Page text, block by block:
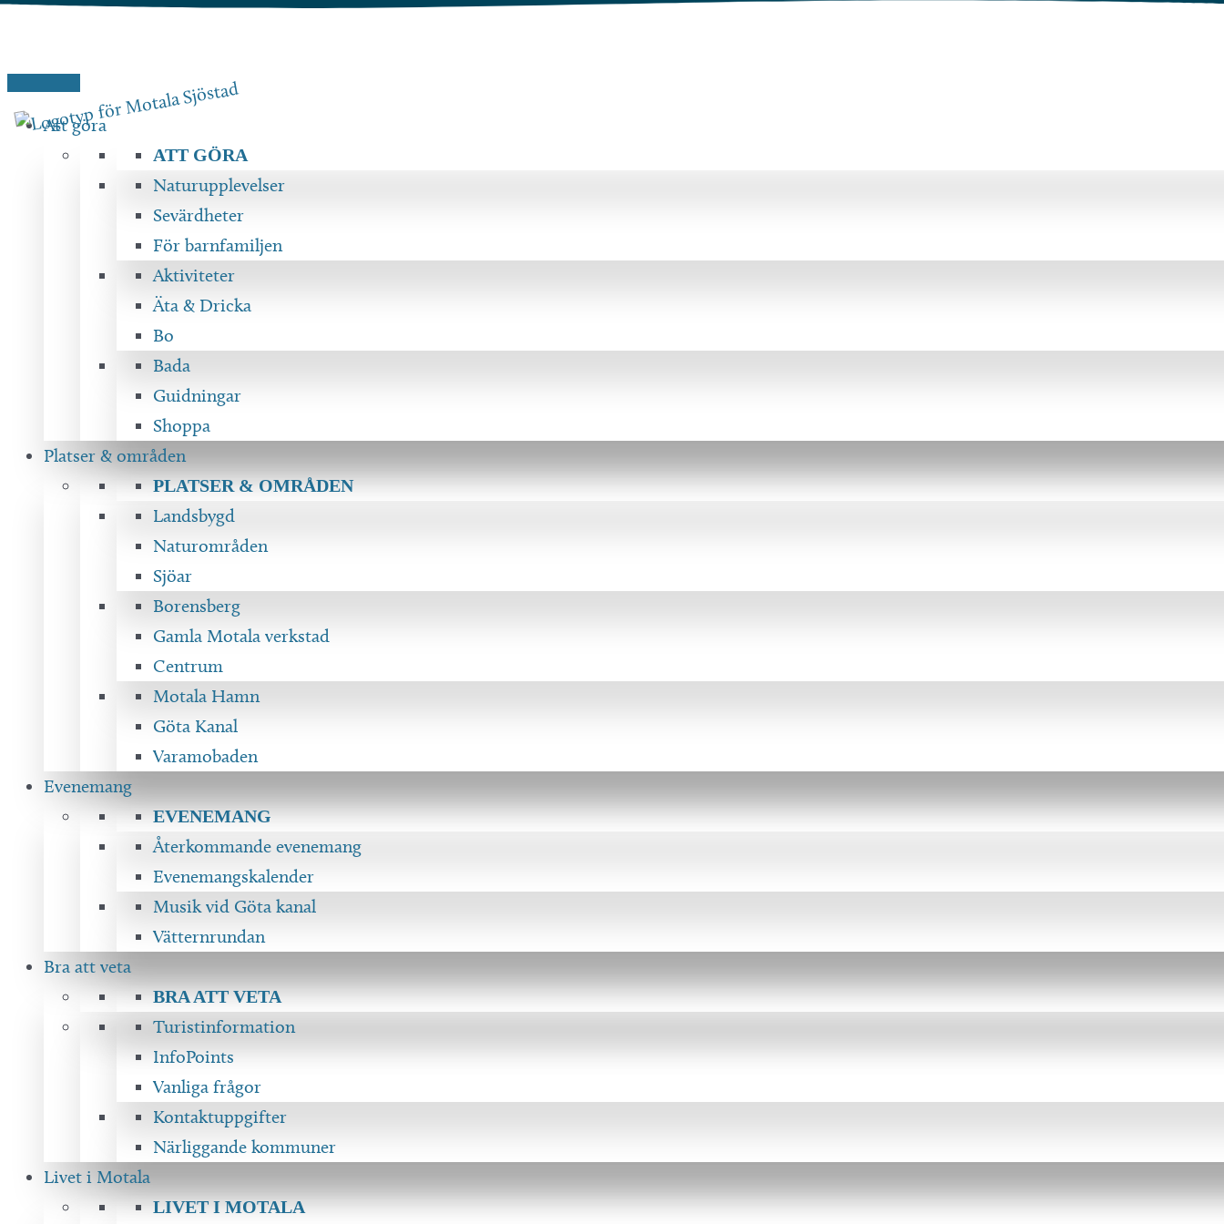
innehåll
Att göra
ATT GÖRA
Naturupplevelser
Sevärdheter
För barnfamiljen
Aktiviteter
Äta & Dricka
Bo
Bada
Guidningar
Shoppa
Platser & områden
PLATSER & OMRÅDEN
Landsbygd
Naturområden
Sjöar
Borensberg
Gamla Motala verkstad
Centrum
Motala Hamn
Göta Kanal
Varamobaden
Evenemang
EVENEMANG
Återkommande evenemang
Evenemangskalender
Musik vid Göta kanal
Vätternrundan
Bra att veta
BRA ATT VETA
Turistinformation
InfoPoints
Vanliga frågor
Kontaktuppgifter
Närliggande kommuner
Livet i Motala
LIVET I MOTALA